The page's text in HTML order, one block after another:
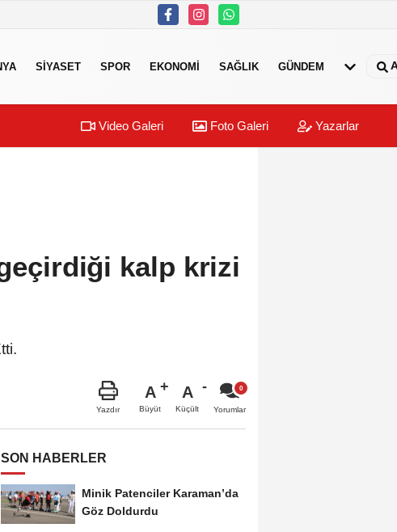
SIYASET SPOR EKONOMI SAĞLIK GÜNDEM
Video Galeri Foto Galeri Yazarlar
kalp krizi
Yazdır
A
Büyüt
A
Küçült Yorumlar
SON HABERLER
Minik Patenciler Karaman’da
Göz Doldurdu